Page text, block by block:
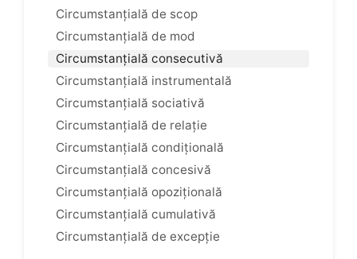
Circumstanțială de scop
Circumstanțială de mod
Circumstanțială consecutivă
Circumstanțială instrumentală
Circumstanțială sociativă
Circumstanțială de relație
Circumstanțială condițională
Circumstanțială concesivă
Circumstanțială opozițională
Circumstanțială cumulativă
Circumstanțială de excepție